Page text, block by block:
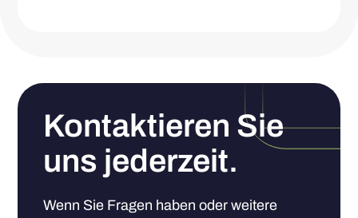
Kontaktieren Sie
uns jederzeit.
Wenn Sie Fragen haben oder weitere